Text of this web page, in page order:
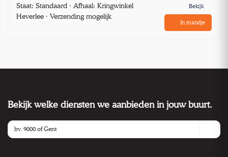
Staat: Standaard · Afhaal: Kringwinkel
Heverlee · Verzending mogelijk
Bekijk
In mandje
Bekijk welke diensten we aanbieden in jouw buurt.